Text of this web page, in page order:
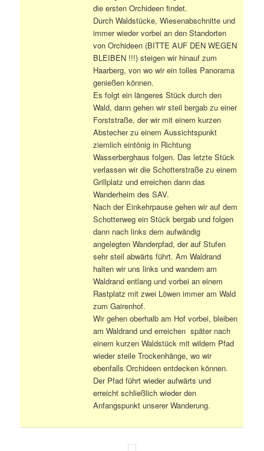
die ersten Orchideen findet.
Durch Waldstücke, Wiesenabschnitte und
immer wieder vorbei an den Standorten
von Orchideen (BITTE AUF DEN WEGEN
BLEIBEN !!!) steigen wir hinauf zum
Haarberg, von wo wir ein tolles Panorama
genießen können.
Es folgt ein längeres Stück durch den
Wald, dann gehen wir steil bergab zu einer
Forststraße, der wir mit einem kurzen
Abstecher zu einem Aussichtspunkt
ziemlich eintönig in Richtung
Wasserberghaus folgen. Das letzte Stück
verlassen wir die Schotterstraße zu einem
Grillplatz und erreichen dann das
Wanderheim des SAV.
Nach der Einkehrpause gehen wir auf dem
Schotterweg ein Stück bergab und folgen
dann nach links dem aufwändig
angelegten Wanderpfad, der auf Stufen
sehr steil abwärts führt. Am Waldrand
halten wir uns links und wandern am
Waldrand entlang und vorbei an einem
Rastplatz mit zwei Löwen immer am Wald
zum Gairenhof.
Wir gehen oberhalb am Hof vorbei, bleiben
am Waldrand und erreichen später nach
einem kurzen Waldstück mit wildem Pfad
wieder steile Trockenhänge, wo wir
ebenfalls Orchideen entdecken können.
Der Pfad führt wieder aufwärts und
erreicht schließlich wieder den
Anfangspunkt unserer Wanderung.